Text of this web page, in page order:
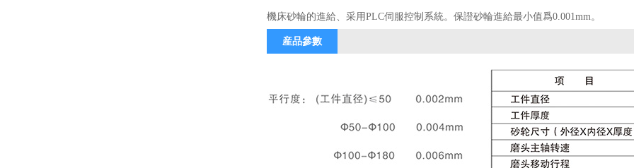
機床砂輪的進給、采用PLC伺服控制系統。保證砂輪進給最小值爲0.001mm。
産品參數